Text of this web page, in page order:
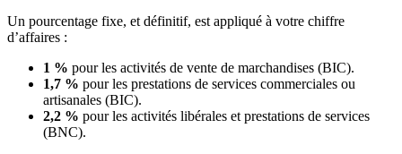
Un pourcentage fixe, et définitif, est appliqué à votre chiffre
d’affaires :
1 % pour les activités de vente de marchandises (BIC).
1,7 % pour les prestations de services commerciales ou
artisanales (BIC).
2,2 % pour les activités libérales et prestations de services
(BNC).